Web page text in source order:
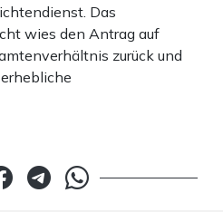
Das
wies den Antrag auf
zurück und